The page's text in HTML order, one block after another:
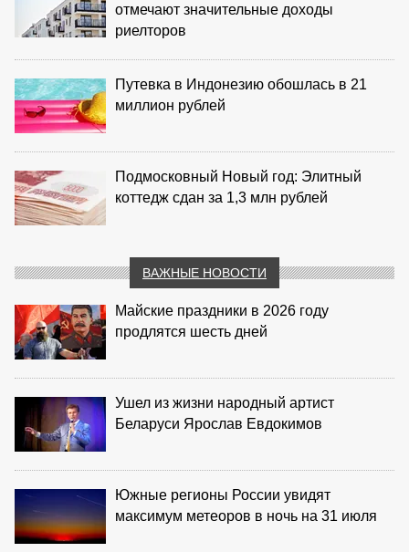
отмечают значительные доходы
риелторов
Путевка в Индонезию обошлась в 21
миллион рублей
Подмосковный Новый год: Элитный
коттедж сдан за 1,3 млн рублей
ВАЖНЫЕ НОВОСТИ
Майские праздники в 2026 году
продлятся шесть дней
Ушел из жизни народный артист
Беларуси Ярослав Евдокимов
Южные регионы России увидят
максимум метеоров в ночь на 31 июля